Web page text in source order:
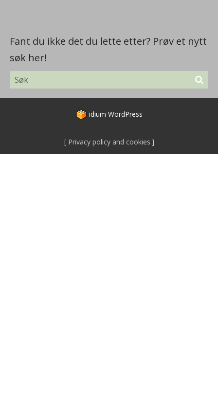
Fant du ikke det du lette etter? Prøv et nytt
søk her!
idium WordPress
Privacy policy and cookies